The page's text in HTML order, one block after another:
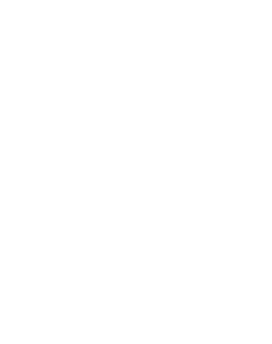
罗丝玛
珊特尔
弗朗西
金伯利
马修·
莱拉·